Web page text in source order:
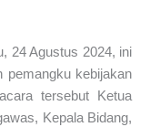
24 Agustus 2024, ini
pemangku kebijakan
tersebut Ketua
Kepala Bidang,